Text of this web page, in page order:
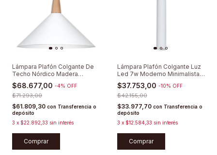
Lámpara Plafón Colgante De
Techo Nórdico Madera
Moderna
$68.677,00 -4% OFF
$71.293,00
$61.809,30 con Transferencia o
depósito
3 x $22.892,33 sin interés
Comprar
Lámpara Plafón Colgante Luz
Led 7w Moderno Minimalista
40cm
$37.753,00 -10% OFF
$42.155,00
$33.977,70 con Transferencia o
depósito
3 x $12.584,33 sin interés
Comprar